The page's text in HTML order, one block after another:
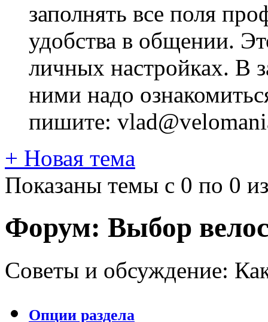
заполнять все поля
удобства в общении.
личных настройках. В
ними надо
пишите:
+ Новая тема
Показаны темы с 0 по 0
Форум: Выбор
Советы и обсуждение:
Опции раздела